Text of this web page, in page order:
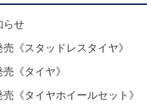
らせ
売《スタッドレスタイヤ》
売《タイヤ》
売《タイヤホイールセット》